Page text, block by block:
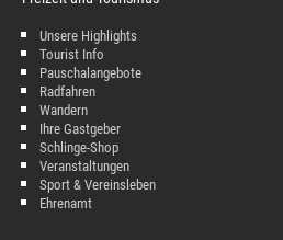
Unsere Highlights
Tourist Info
Pauschalangebote
Radfahren
Wandern
Ihre Gastgeber
Schlinge-Shop
Veranstaltungen
Sport & Vereinsleben
Ehrenamt